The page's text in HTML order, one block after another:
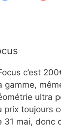
c’est
gamme,
ultra
prix toujours
mai, donc